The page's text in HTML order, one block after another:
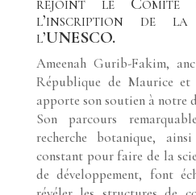
l’inscription de
l’UNESCO.
Ameenah Gurib-Fakim,
République de Maurice et
apporte son soutien à notre
Son parcours
recherche botanique,
constant pour faire de la
de développement, font